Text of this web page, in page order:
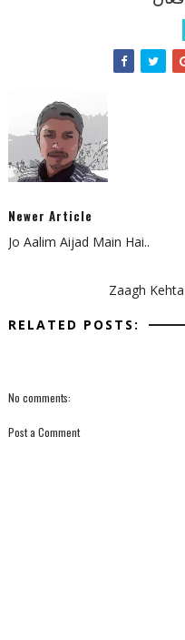
Newer Article
Jo Aalim Aijad Main Hai..
Zaagh
RELATED POSTS:
No comments:
Post a Comment